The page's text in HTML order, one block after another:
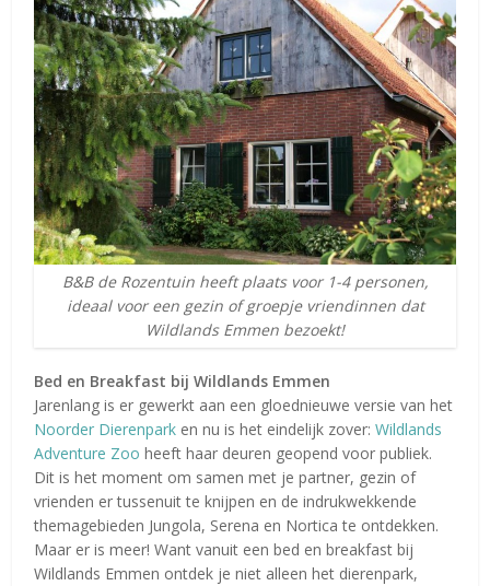
B&B de Rozentuin heeft plaats voor 1-4 personen,
ideaal voor een gezin of groepje vriendinnen dat
Wildlands Emmen bezoekt!
Bed en Breakfast bij Wildlands Emmen
Jarenlang is er gewerkt aan een gloednieuwe versie van het
Noorder Dierenpark en nu is het eindelijk zover:Wildlands
Adventure Zoo heeft haar deuren geopend voor publiek.
Dit is het moment om samen met je partner, gezin of
vrienden er tussenuit te knijpen en de indrukwekkende
themagebieden Jungola, Serena en Nortica te ontdekken.
Maar er is meer! Want vanuit een bed en breakfast bij
Wildlands Emmen ontdek je niet alleen het dierenpark,